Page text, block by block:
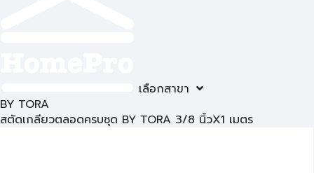
เลือกสาขา
BY TORA
สตัดเกลียวตลอดครบชุด BY TORA 3/8 นิ้วX1 เมตร